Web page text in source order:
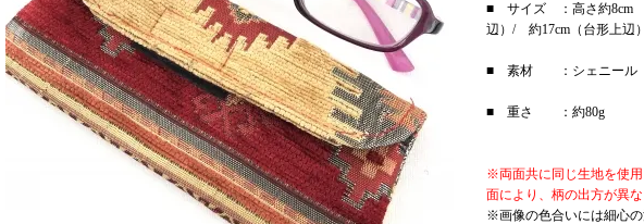
■ サイズ ：高さ約8cm /
辺）/ 約17cm（台形上辺）
■ 素材 ：シェニール
■ 重さ ：約80g
※両面共に同じ生地を使
面により、柄の出方が異な
※画像の色合いには細心